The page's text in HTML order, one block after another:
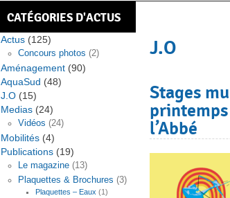
CATÉGORIES D'ACTUS
Actus (125)
Concours photos (2)
Aménagement (90)
AquaSud (48)
J.O (15)
Medias (24)
Vidéos (24)
Mobilités (4)
Publications (19)
Le magazine (13)
Plaquettes & Brochures (3)
Plaquettes – Eaux (1)
J.O
Stages
l’Abbé